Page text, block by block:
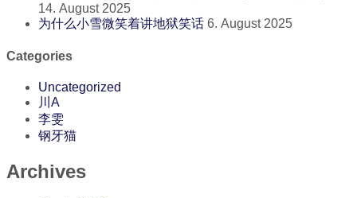
14. August 2025
为什么小雪微笑着讲地狱笑话 6. August 2025
Categories
Uncategorized
川A
李雯
钢牙猫
Archives